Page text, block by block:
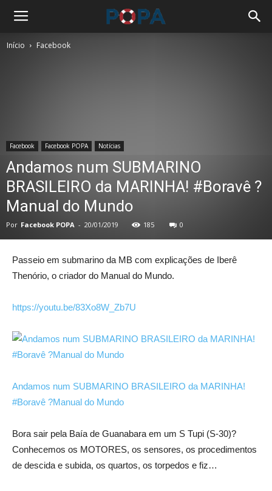
Início Facebook
Facebook Facebook POPA Notícias
Andamos num SUBMARINO
BRASILEIRO da MARINHA! #Boravê ?
Manual do Mundo
Por Facebook POPA - 20/01/2019 185 0
Passeio em submarino da MB com explicações de Iberê
Thenório, o criador do Manual do Mundo.
https://youtu.be/83Xo8W_Zb7U
Andamos num SUBMARINO BRASILEIRO da MARINHA!
#Boravê ?Manual do Mundo
Bora sair pela Baía de Guanabara em um S Tupi (S-30)?
Conhecemos os MOTORES, os sensores, os procedimentos
de descida e subida, os quartos, os torpedos e fiz…